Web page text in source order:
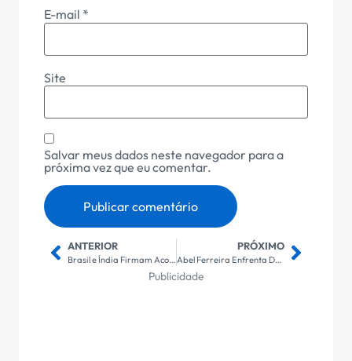
E-mail *
Site
Salvar meus dados neste navegador para a
próxima vez que eu comentar.
ANTERIOR
Brasil e Índia Firmam Acordo Estratégico para Exploração de Terras Raras e Minerais Críticos: Implicações para o Futuro Econômico
PRÓXIMO
Abel Ferreira Enfrenta Desafio Histórico: 6ª Quartas de Final do Paulista com o Palmeiras em Busca de Igualar Legado de Felipão
Publicidade